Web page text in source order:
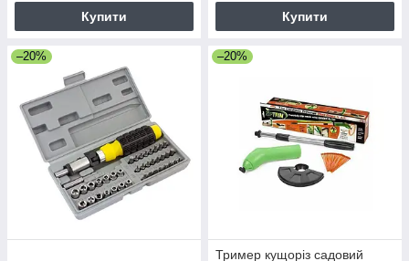
Купити Купити
–20% –20%
Тример кущоріз садовий